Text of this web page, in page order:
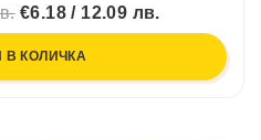
€6.18 / 12.09 лв.
КОЛИЧКА